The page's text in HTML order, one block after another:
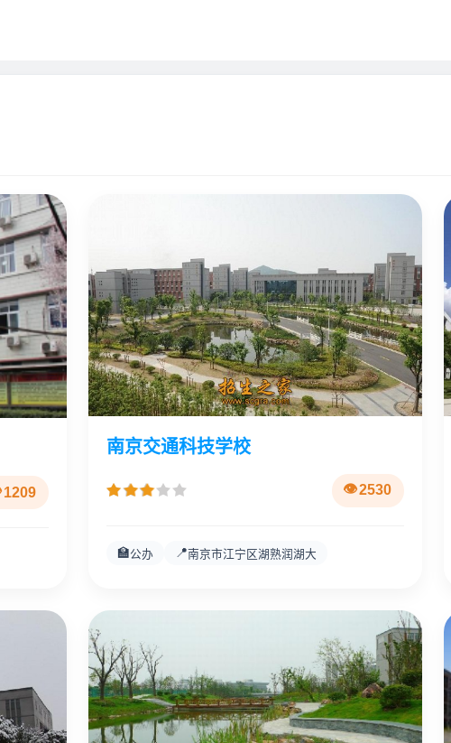
1209
南京交通科技学校
2530
🏫公办 📍南京市江宁区湖熟润湖大